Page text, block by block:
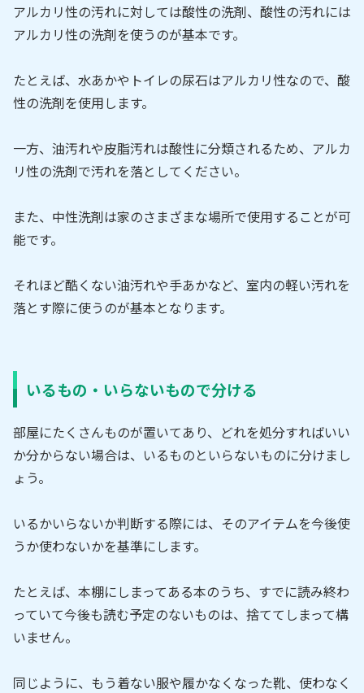
アルカリ性の汚れに対しては酸性の洗剤、酸性の汚れには
アルカリ性の洗剤を使うのが基本です。
たとえば、水あかやトイレの尿石はアルカリ性なので、酸
性の洗剤を使用します。
一方、油汚れや皮脂汚れは酸性に分類されるため、アルカ
リ性の洗剤で汚れを落としてください。
また、中性洗剤は家のさまざまな場所で使用することが可
能です。
それほど酷くない油汚れや手あかなど、室内の軽い汚れを
落とす際に使うのが基本となります。
いるもの・いらないもので分ける
部屋にたくさんものが置いてあり、どれを処分すればいい
か分からない場合は、いるものといらないものに分けまし
ょう。
いるかいらないか判断する際には、そのアイテムを今後使
うか使わないかを基準にします。
たとえば、本棚にしまってある本のうち、すでに読み終わ
っていて今後も読む予定のないものは、捨ててしまって構
いません。
同じように、もう着ない服や履かなくなった靴、使わなく